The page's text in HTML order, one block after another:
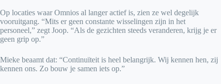
Op locaties waar Omnios al langer actief is, zien ze wel degelijk
vooruitgang. “Mits er geen constante wisselingen zijn in het
personeel,” zegt Joop. “Als de gezichten steeds veranderen, krijg je er
geen grip op.”
Mieke beaamt dat: “Continuïteit is heel belangrijk. Wij kennen hen, zij
kennen ons. Zo bouw je samen iets op.”